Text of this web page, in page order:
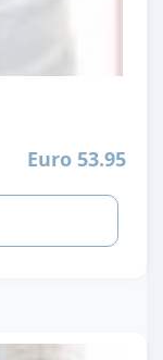
Euro 53.95